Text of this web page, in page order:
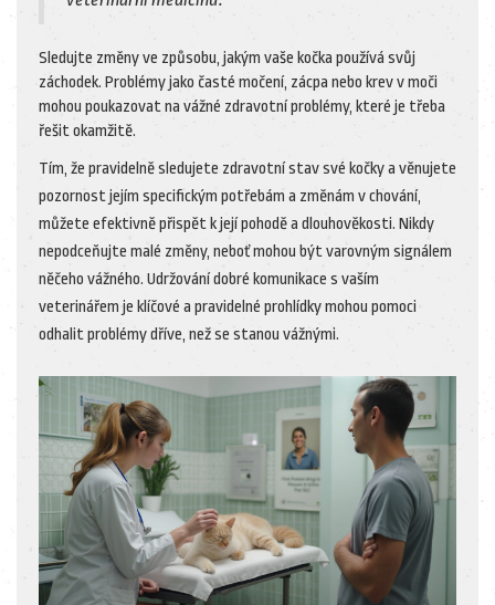
Sledujte změny ve způsobu, jakým vaše kočka používá svůj
záchodek. Problémy jako časté močení, zácpa nebo krev v moči
mohou poukazovat na vážné zdravotní problémy, které je třeba
řešit okamžitě.
Tím, že pravidelně sledujete zdravotní stav své kočky a věnujete
pozornost jejím specifickým potřebám a změnám v chování,
můžete efektivně přispět k její pohodě a dlouhověkosti. Nikdy
nepodceňujte malé změny, neboť mohou být varovným signálem
něčeho vážného. Udržování dobré komunikace s vaším
veterinářem je klíčové a pravidelné prohlídky mohou pomoci
odhalit problémy dříve, než se stanou vážnými.